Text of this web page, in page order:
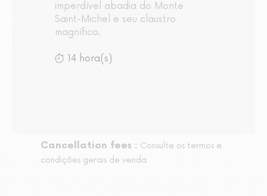
imperdível abadia do Monte
Saint-Michel e seu claustro
magnífico.
14 hora(s)
Cancellation fees : Consulte os termos e
condições gerais de venda